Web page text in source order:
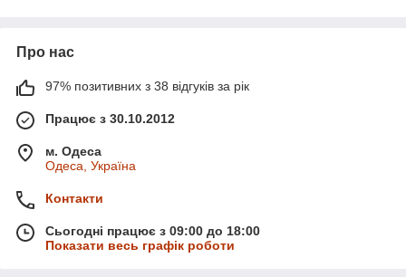
Про нас
97% позитивних з 38 відгуків за рік
Працює з 30.10.2012
м. Одеса
Одеса, Україна
Контакти
Сьогодні працює з 09:00 до 18:00
Показати весь графік роботи